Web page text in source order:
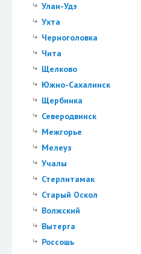
Улан-Удэ
Ухта
Черноголовка
Чита
Щелково
Южно-Сахалинск
Щербинка
Северодвинск
Межгорье
Мелеуз
Учалы
Стерлитамак
Старый Оскол
Волжский
Вытерга
Россошь